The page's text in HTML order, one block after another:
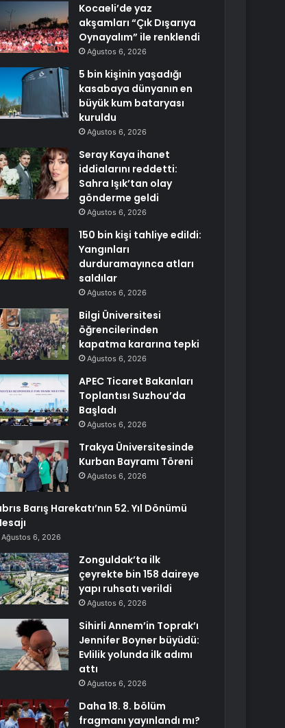
Kocaeli’de yaz
akşamları “Çık Dışarıya
Oynayalım” ile renklendi
Ağustos 6, 2026
5 bin kişinin yaşadığı
kasabaya dünyanın en
büyük kum bataryası
kuruldu
Ağustos 6, 2026
Seray Kaya ihanet
iddialarını reddetti:
Sahra Işık’tan olay
gönderme geldi
Ağustos 6, 2026
150 bin kişi tahliye edildi:
Yangınları
durduramayınca atları
saldılar
Ağustos 6, 2026
Bilgi Üniversitesi
öğrencilerinden
kapatma kararına tepki
Ağustos 6, 2026
APEC Ticaret Bakanları
Toplantısı Suzhou’da
Başladı
Ağustos 6, 2026
Trakya Üniversitesinde
Kurban Bayramı Töreni
Ağustos 6, 2026
Barış Harekatı’nın 52. Yıl Dönümü
Ağustos 6, 2026
Zonguldak’ta ilk
çeyrekte bin 158 daireye
yapı ruhsatı verildi
Ağustos 6, 2026
Sihirli Annem’in Toprak’ı
Jennifer Boyner büyüdü:
Evlilik yolunda ilk adımı
attı
Ağustos 6, 2026
Daha 18. 8. bölüm
fragmanı yayınlandı mı?